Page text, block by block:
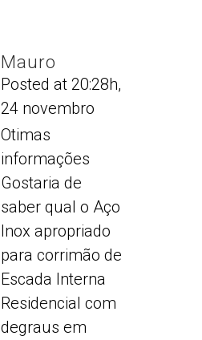
Mauro
Posted at 20:28h,
24 novembro
Otimas
informações
Gostaria de
saber qual o Aço
Inox apropriado
para corrimão de
Escada Interna
Residencial com
degraus em